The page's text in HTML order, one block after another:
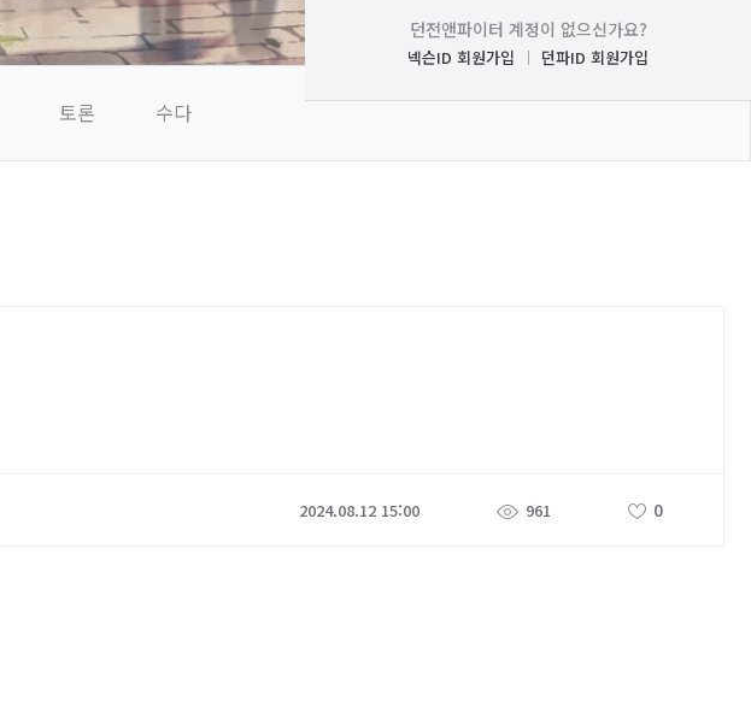
던전앤파이터 계정이 없으신가요?
넥슨ID 회원가입 던파ID 회원가입
토론 수다
2024.08.12 15:00 961 0